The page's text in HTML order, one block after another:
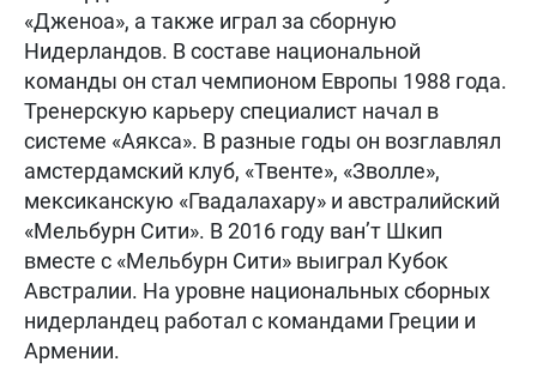
«Дженоа», а также играл за сборную
Нидерландов. В составе национальной
команды он стал чемпионом Европы 1988 года.
Тренерскую карьеру специалист начал в
системе «Аякса». В разные годы он возглавлял
амстердамский клуб, «Твенте», «Зволле»,
мексиканскую «Гвадалахару» и австралийский
«Мельбурн Сити». В 2016 году ван’т Шкип
вместе с «Мельбурн Сити» выиграл Кубок
Австралии. На уровне национальных сборных
нидерландец работал с командами Греции и
Армении.